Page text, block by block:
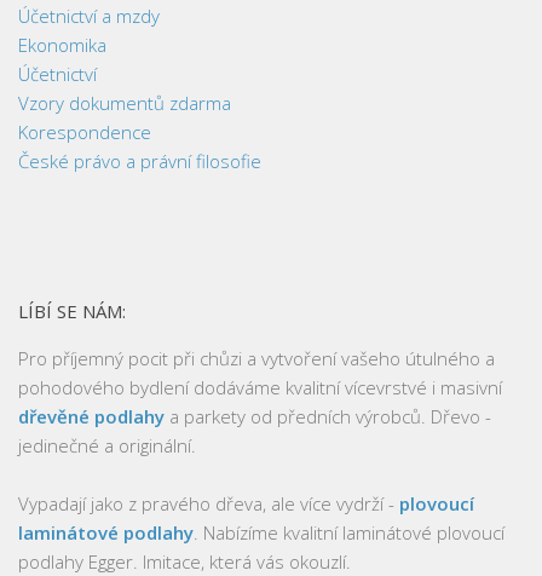
Účetnictví a mzdy
Ekonomika
Účetnictví
Vzory dokumentů zdarma
Korespondence
České právo a právní filosofie
LÍBÍ SE NÁM:
Pro příjemný pocit při chůzi a vytvoření vašeho útulného a
pohodového bydlení dodáváme kvalitní vícevrstvé i masivní
dřevěné podlahy a parkety od předních výrobců. Dřevo -
jedinečné a originální.
Vypadají jako z pravého dřeva, ale více vydrží - plovoucí
laminátové podlahy . Nabízíme kvalitní laminátové plovoucí
podlahy Egger. Imitace, která vás okouzlí.